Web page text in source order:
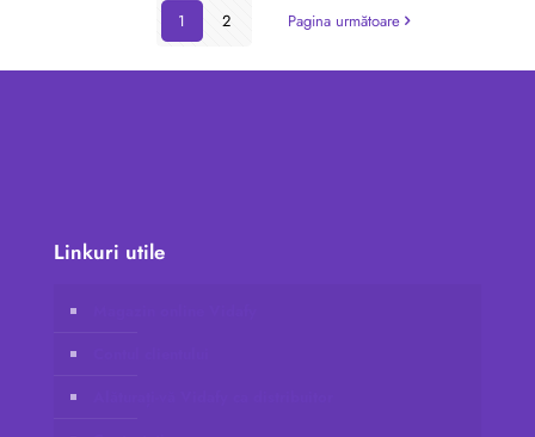
1 2 Pagina următoare
Linkuri utile